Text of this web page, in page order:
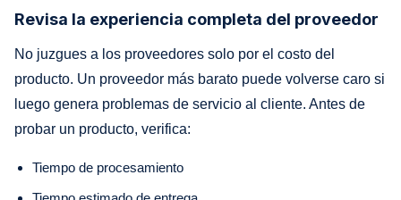
Revisa la experiencia completa del proveedor
No juzgues a los proveedores solo por el costo del
producto. Un proveedor más barato puede volverse caro si
luego genera problemas de servicio al cliente. Antes de
probar un producto, verifica:
Tiempo de procesamiento